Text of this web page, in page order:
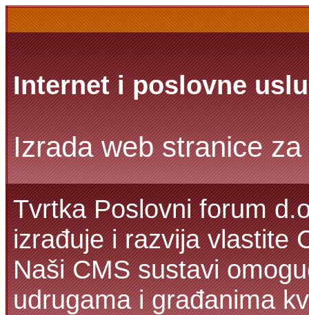
Internet i poslovne
Izrada web stranice
Tvrtka Poslovni forum
izrađuje i razvija vlastite
Naši CMS sustavi
udrugama i građanima